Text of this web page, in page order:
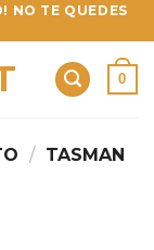
NO TE QUEDES
0
/ TASMAN